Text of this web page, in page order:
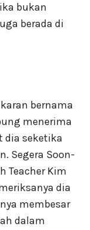
bukan
berada di
bernama
menerima
dia seketika
Segera Soon-
Teacher Kim
dia
membesar
dalam